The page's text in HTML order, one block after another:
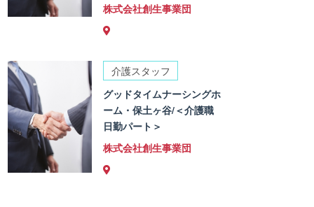
株式会社創生事業団
介護スタッフ
グッドタイムナーシングホ
ーム・保土ヶ谷/＜介護職
日勤パート＞
株式会社創生事業団